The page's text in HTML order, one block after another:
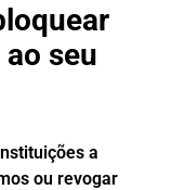
seu
a
ou revogar